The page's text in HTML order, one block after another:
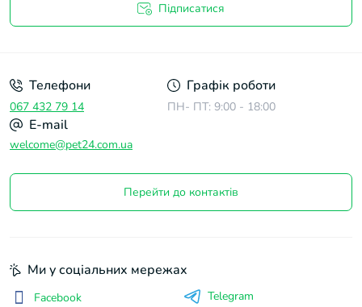
Підписатися
Телефони
067 432 79 14
Графік роботи
ПН- ПТ: 9:00 - 18:00
E-mail
welcome@pet24.com.ua
Перейти до контактів
Ми у соціальних мережах
Facebook
Telegram